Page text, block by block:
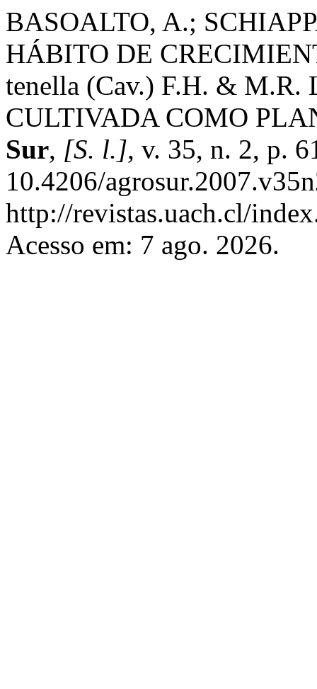
BASOALTO, A.;
HÁBITO DE
tenella (Cav.) F.H. & M.R.
CULTIVADA COMO
Sur, [S. l.], v. 35, n. 2, p.
10.4206/
http://revistas.uach.cl/
Acesso em: 7 ago. 2026.